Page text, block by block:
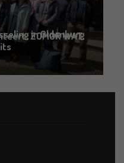
in Oldenburg
ZOMOR WAT